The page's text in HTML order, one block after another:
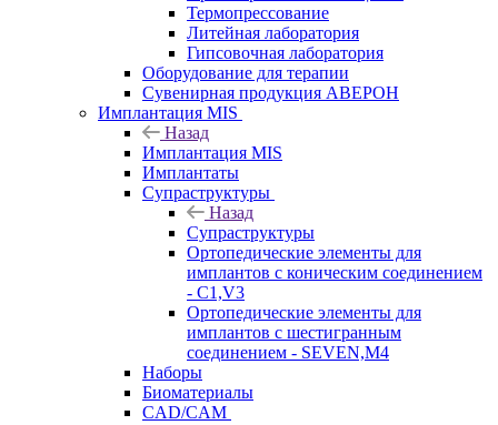
Термопрессование
Литейная лаборатория
Гипсовочная лаборатория
Оборудование для терапии
Сувенирная продукция АВЕРОН
Имплантация MIS
Назад
Имплантация MIS
Имплантаты
Супраструктуры
Назад
Супраструктуры
Ортопедические элементы для
имплантов с коническим соединением
- C1,V3
Ортопедические элементы для
имплантов с шестигранным
соединением - SEVEN,M4
Наборы
Биоматериалы
CAD/CAM